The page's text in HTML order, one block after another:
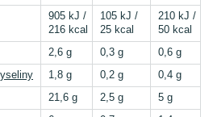
905 kJ /
216 kcal
105 kJ /
25 kcal
210 kJ /
50 kcal
2,6 g 0,3 g
0,6 g
1,8 g 0,2 g
0,4 g
21,6 g 2,5 g
5 g